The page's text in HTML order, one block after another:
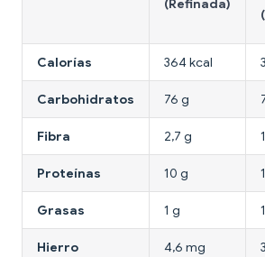
(Refinada)
Calorías 364 kcal
Carbohidratos 76 g
Fibra 2,7 g
Proteínas 10 g
Grasas 1 g
Hierro 4,6 mg